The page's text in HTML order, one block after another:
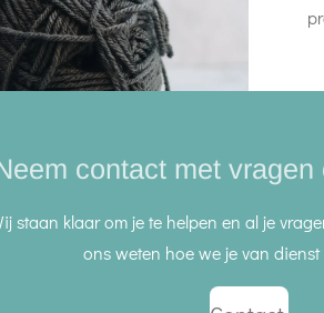
contact met vragen
staan klaar om je te helpen en al je
ons weten hoe we je van